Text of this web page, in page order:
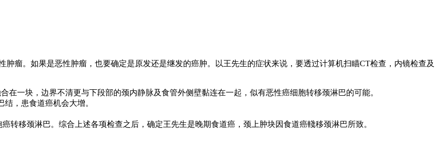
瘤。如果是恶性肿瘤，也要确定是原发还是继发的癌肿。以王先生的症状来说，要透过计算机扫瞄CT检查，内镜检查及
在一块，边界不清更与下段部的颈内静脉及食管外侧壁黏连在一起，似有恶性癌细胞转移颈淋巴的可能。
，患食道癌机会大增。
转移颈淋巴。综合上述各项检查之后，确定王先生是晚期食道癌，颈上肿块因食道癌輚移颈淋巴所致。